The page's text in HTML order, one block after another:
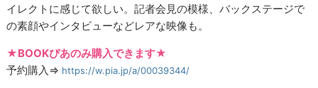
イレクトに感じて欲しい。記者会見の模様、バックステージで
の素顔やインタビューなどレアな映像も。
★BOOKぴあのみ購入できます★
予約購入⇒ https://w.pia.jp/a/00039344/